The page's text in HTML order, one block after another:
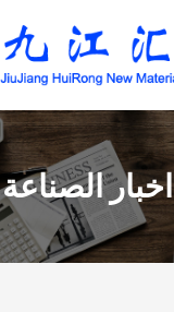
اخبار الصناعة